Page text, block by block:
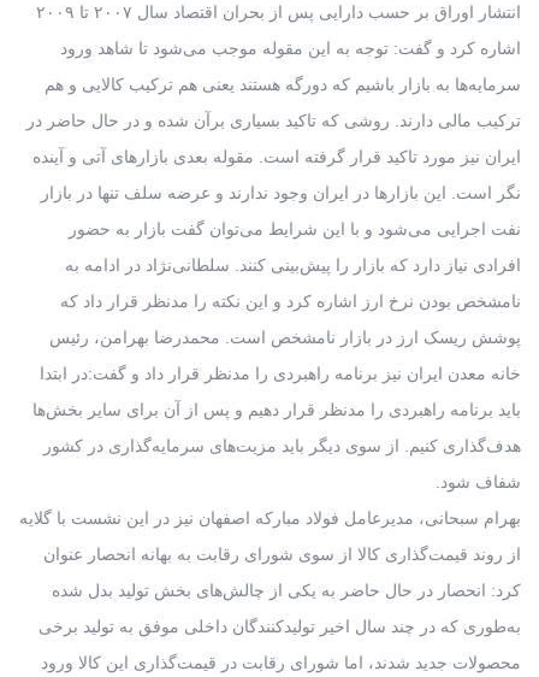
انتشار اوراق بر حسب دارایی پس از بحران اقتصاد سال ۲۰۰۷ تا ۲۰۰۹
اشاره کرد و گفت: توجه به این مقوله موجب می‌شود تا شاهد ورود
سرمایه‌ها به بازار باشیم که دورگه هستند یعنی هم ترکیب کالایی و هم
ترکیب مالی دارند. روشی که تاکید بسیاری برآن شده و در حال حاضر در
ایران نیز مورد تاکید قرار گرفته است. مقوله بعدی بازارهای آتی و آینده
نگر است. این بازارها در ایران وجود ندارند و عرضه سلف تنها در بازار
نفت اجرایی می‌شود و با این شرایط می‌توان گفت بازار به حضور
افرادی نیاز دارد که بازار را پیش‌بینی کنند. سلطانی‌نژاد در ادامه به
نامشخص بودن نرخ ارز اشاره کرد و این نکته را مدنظر قرار داد که
پوشش ریسک ارز در بازار نامشخص است. محمدرضا بهرامن، رئیس
خانه معدن ایران نیز برنامه راهبردی را مدنظر قرار داد و گفت:در ابتدا
باید برنامه راهبردی را مدنظر قرار دهیم و پس از آن برای سایر بخش‌ها
هدف‌گذاری کنیم. از سوی دیگر باید مزیت‌های سرمایه‌گذاری در کشور
شفاف شود.
بهرام سبحانی، مدیرعامل فولاد مبارکه اصفهان نیز در این نشست با گلایه
از روند قیمت‌گذاری کالا از سوی شورای رقابت به بهانه انحصار عنوان
کرد: انحصار در حال حاضر به یکی از چالش‌های بخش تولید بدل شده
به‌طوری که در چند سال اخیر تولیدکنندگان داخلی موفق به تولید برخی
محصولات جدید شدند، اما شورای رقابت در قیمت‌گذاری این کالا ورود